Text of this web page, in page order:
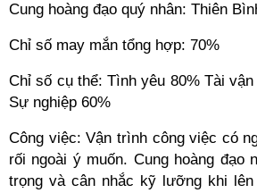
Cung hoàng đạo quý nhân: Thiên
Chỉ số may mắn tổng hợp: 70%
Chỉ số cụ thể: Tình yêu 80% Tài
Sự nghiệp 60%
Công việc: Vận trình công việc có
rối ngoài ý muốn. Cung hoàng đạo
trọng và cân nhắc kỹ lưỡng khi